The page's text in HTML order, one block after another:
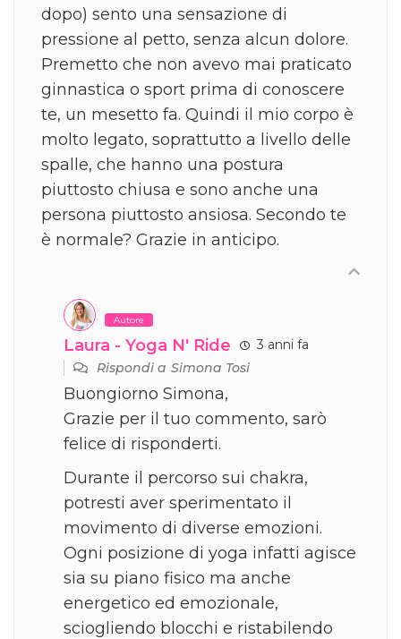
dopo) sento una sensazione di
pressione al petto, senza alcun dolore.
Premetto che non avevo mai praticato
ginnastica o sport prima di conoscere
te, un mesetto fa. Quindi il mio corpo è
molto legato, soprattutto a livello delle
spalle, che hanno una postura
piuttosto chiusa e sono anche una
persona piuttosto ansiosa. Secondo te
è normale? Grazie in anticipo.
Autore
Laura - Yoga N' Ride
3 anni fa
Rispondi aSimona Tosi
Buongiorno Simona,
Grazie per il tuo commento, sarò
felice di risponderti.
Durante il percorso sui chakra,
potresti aver sperimentato il
movimento di diverse emozioni.
Ogni posizione di yoga infatti agisce
sia su piano fisico ma anche
energetico ed emozionale,
sciogliendo blocchi e ristabilendo